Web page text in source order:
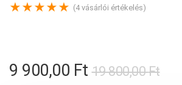
★★★★★ (4vásárlói értékelés)
19 800,00Ft
9 900,00 Ft